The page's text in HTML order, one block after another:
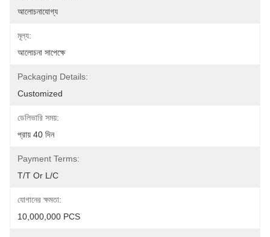
আলোচনাযোগ্য
মূল্য:
আলোচনা সাপেক্ষে
Packaging Details:
Customized
ডেলিভারি সময়:
প্রায় 40 দিন
Payment Terms:
T/T Or L/C
যোগানের ক্ষমতা:
10,000,000 PCS